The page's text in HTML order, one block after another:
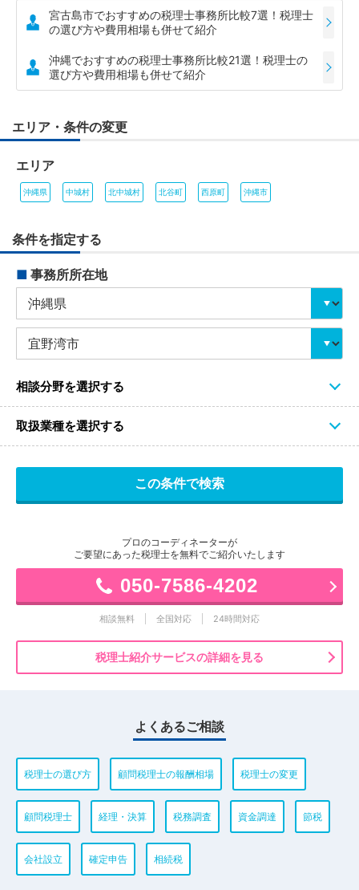
宮古島市でおすすめの税理士事務所比較7選！税理士
の選び方や費用相場も併せて紹介
沖縄でおすすめの税理士事務所比較21選！税理士の
選び方や費用相場も併せて紹介
エリア・条件の変更
エリア
沖縄県 中城村 北中城村 北谷町 西原町 沖縄市
条件を指定する
■ 事務所所在地
相談分野を選択する
取扱業種を選択する
プロのコーディネーターが
ご要望にあった税理士を無料でご紹介いたします
050-7586-4202
相談無料 全国対応 24時間対応
税理士紹介サービスの詳細を見る
よくあるご相談
税理士の選び方 顧問税理士の報酬相場 税理士の変更
顧問税理士 経理・決算 税務調査 資金調達 節税
会社設立 確定申告 相続税